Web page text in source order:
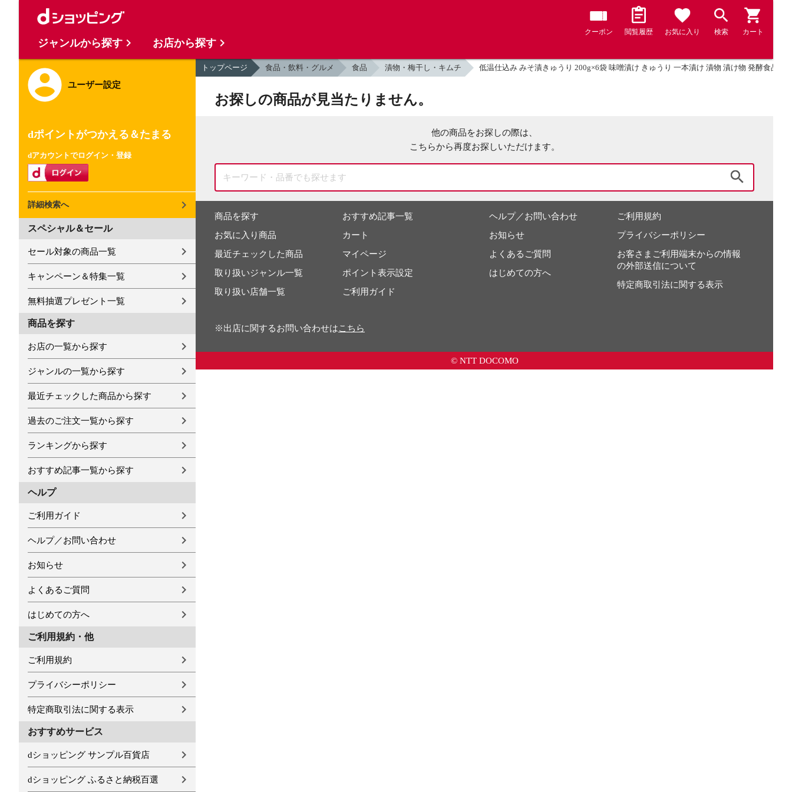
クーポン 閲覧履歴 お気に入り 検索 カート
ユーザー設定
dポイントがつかえる＆たまる
dアカウントでログイン・登録
詳細検索へ
スペシャル＆セール
セール対象の商品一覧
キャンペーン＆特集一覧
無料抽選プレゼント一覧
商品を探す
お店の一覧から探す
ジャンルの一覧から探す
最近チェックした商品から探す
過去のご注文一覧から探す
ランキングから探す
おすすめ記事一覧から探す
ヘルプ
ご利用ガイド
ヘルプ／お問い合わせ
お知らせ
よくあるご質問
はじめての方へ
ご利用規約・他
ご利用規約
プライバシーポリシー
特定商取引法に関する表示
おすすめサービス
dショッピング サンプル百貨店
dショッピング ふるさと納税百選
トップページ 食品・飲料・グルメ 食品 漬物・梅干し・キムチ 低温仕込み みそ漬きゅうり 200g×6袋 味噌漬け きゅうり 一本漬け 漬物 漬け物 発酵食品
お探しの商品が見当たりません。
他の商品をお探しの際は、
こちらから再度お探しいただけます。
商品を探す
お気に入り商品
最近チェックした商品
取り扱いジャンル一覧
取り扱い店舗一覧
おすすめ記事一覧
カート
マイページ
ポイント表示設定
ご利用ガイド
ヘルプ／お問い合わせ
お知らせ
よくあるご質問
はじめての方へ
ご利用規約
プライバシーポリシー
お客さまご利用端末からの情報
の外部送信について
特定商取引法に関する表示
※出店に関するお問い合わせはこちら
© NTT DOCOMO
ジャンルから探す お店から探す